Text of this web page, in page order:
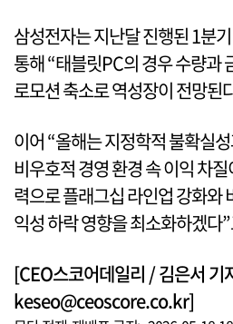
삼성전자는 지난달 진행된 1분
통해 “태블릿PC의 경우 수량과
로모션 축소로 역성장이 전망된
이어 “올해는 지정학적 불확실
비우호적 경영 환경 속 이익 차
력으로 플래그십 라인업 강화와
익성 하락 영향을 최소화하겠다
[CEO스코어데일리 / 김은서 기
keseo@ceoscore.co.kr]